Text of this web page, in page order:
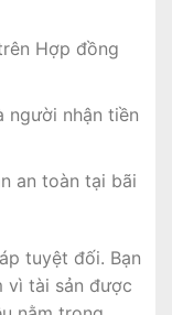
Hợp đồng
người nhận tiền
an toàn tại bãi
tuyệt đối. Bạn
vì tài sản được